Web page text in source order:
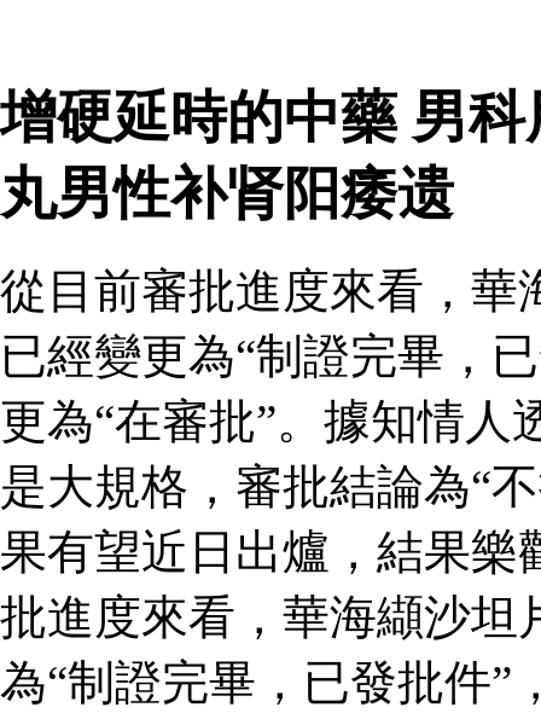
增硬延時的中藥 男
丸男性补肾阳痿遗
從目前審批進度來看，華
已經變更為“制證完畢，
更為“在審批”。據知情
是大規格，審批結論為“
果有望近日出爐，結果樂
批進度來看，華海纈沙坦
為“制證完畢，已發批件”